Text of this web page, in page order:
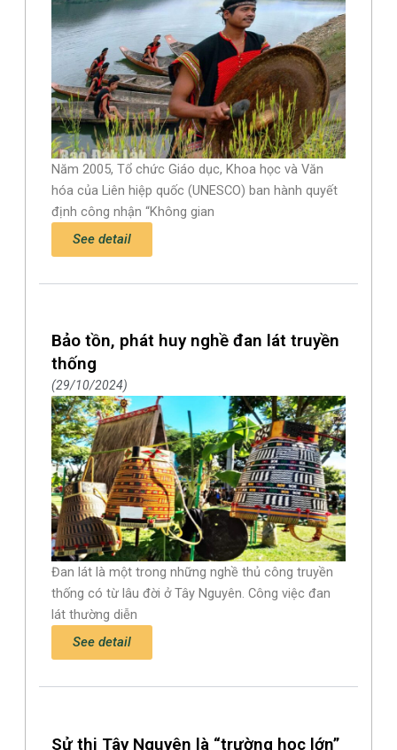
Năm 2005, Tổ chức Giáo dục, Khoa học và Văn
hóa của Liên hiệp quốc (UNESCO) ban hành quyết
định công nhận “Không gian
See detail
Bảo tồn, phát huy nghề đan lát truyền
thống
29/10/2024
Đan lát là một trong những nghề thủ công truyền
thống có từ lâu đời ở Tây Nguyên. Công việc đan
lát thường diễn
See detail
Sử thi Tây Nguyên là “trường học lớn”